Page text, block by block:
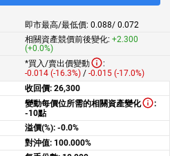
即市最高/最低價: 0.088/ 0.072
相關資產競價前後變化: +2.300
(+0.0%)
*買入/賣出價變動
:
-0.014 (-16.3%) / -0.015 (-17.0%)
收回價: 26,300
變動每價位所需的相關資產變化
:
-10點
溢價(%): -0.0%
對沖值: 100.000%